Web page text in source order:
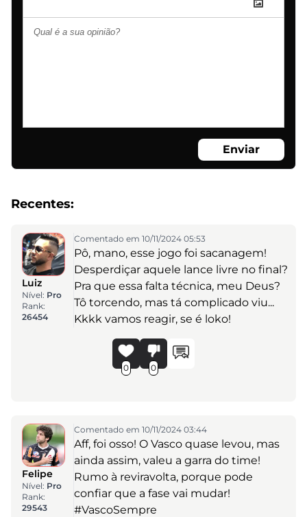
Enviar
Recentes:
Luiz
Nível: Pro
Rank:
26454
Comentado em 10/11/2024 05:53
Pô, mano, esse jogo foi sacanagem!
Desperdiçar aquele lance livre no final?
Pra que essa falta técnica, meu Deus?
Tô torcendo, mas tá complicado viu...
Kkkk vamos reagir, se é loko!
0 0
Felipe
Nível: Pro
Rank:
29543
Comentado em 10/11/2024 03:44
Aff, foi osso! O Vasco quase levou, mas
ainda assim, valeu a garra do time!
Rumo à reviravolta, porque pode
confiar que a fase vai mudar!
#VascoSempre